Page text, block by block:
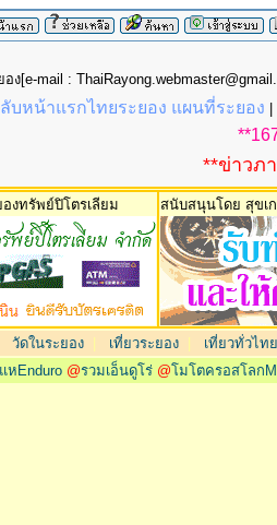
ง[e-mail :
บหน้าแรกไทยระยอง แผนที่ระยอง
**ข่าวภ
งทรัพย์ปิโตรเลียม สนับสนุนโดย สุขเ
วัดในระยอง เที่ยวระยอง เที่ยวทั่วไทย
หEnduro @รวมเอ็นดูโร่ @โมโตครอสโลก